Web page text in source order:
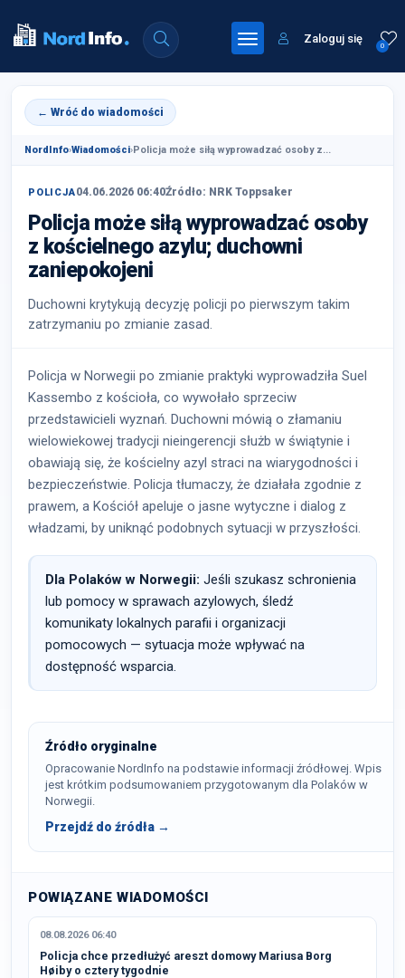
0
Zaloguj się
← Wróć do wiadomości
NordInfo›Wiadomości›Policja może siłą wyprowadzać osoby z...
POLICJA04.06.2026 06:40Źródło: NRK Toppsaker
Policja może siłą wyprowadzać osoby
z kościelnego azylu; duchowni
zaniepokojeni
Duchowni krytykują decyzję policji po pierwszym takim
zatrzymaniu po zmianie zasad.
Policja w Norwegii po zmianie praktyki wyprowadziła Suel
Kassembo z kościoła, co wywołało sprzeciw
przedstawicieli wyznań. Duchowni mówią o złamaniu
wielowiekowej tradycji nieingerencji służb w świątynie i
obawiają się, że kościelny azyl straci na wiarygodności i
bezpieczeństwie. Policja tłumaczy, że działała zgodnie z
prawem, a Kościół apeluje o jasne wytyczne i dialog z
władzami, by uniknąć podobnych sytuacji w przyszłości.
Dla Polaków w Norwegii: Jeśli szukasz schronienia
lub pomocy w sprawach azylowych, śledź
komunikaty lokalnych parafii i organizacji
pomocowych — sytuacja może wpływać na
dostępność wsparcia.
Źródło oryginalne
Opracowanie NordInfo na podstawie informacji źródłowej. Wpis
jest krótkim podsumowaniem przygotowanym dla Polaków w
Norwegii.
Przejdź do źródła →
POWIĄZANE WIADOMOŚCI
08.08.2026 06:40
Policja chce przedłużyć areszt domowy Mariusa Borg
Høiby o cztery tygodnie